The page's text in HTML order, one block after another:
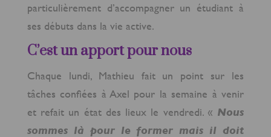
particulièrement d’accompagner un étudiant à
ses débuts dans la vie active.
C’est un apport pour nous
Chaque lundi, Mathieu fait un point sur les
tâches confiées à Axel pour la semaine à venir
et refait un état des lieux le vendredi. « Nous
sommes là pour le former mais il doit